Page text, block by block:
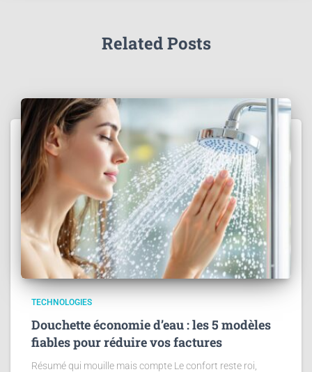
Related Posts
TECHNOLOGIES
Douchette économie d’eau : les 5 modèles
fiables pour réduire vos factures
Résumé qui mouille mais compte Le confort reste roi,